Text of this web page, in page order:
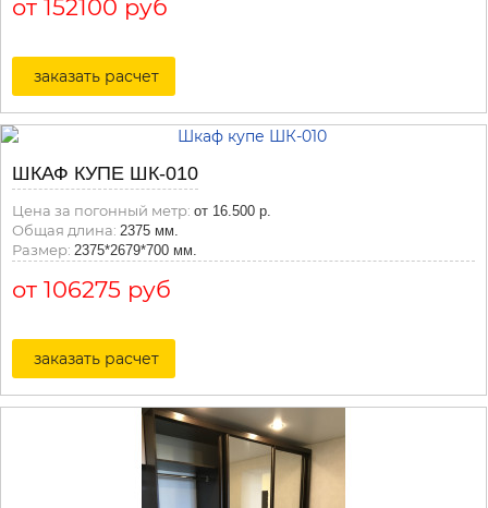
от 152100 руб
заказать расчет
ШКАФ КУПЕ ШК-010
Цена за погонный метр: от 16.500 р.
Общая длина: 2375 мм.
Размер: 2375*2679*700 мм.
от 106275 руб
заказать расчет